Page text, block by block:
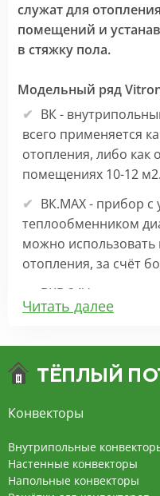
служат для
помещений и
в стяжку пола.
Модельный ряд
ВК -
всего применяется
отопления, либо как
помещениях 10-12 м2.
ВК.МАХ - прибор с
теплообменником
можно использовать
отопления, за счёт
ВКВ 24V –
отопления с
экономит
конвекцией на 220В.
вентилятора
конвекцию, что
помещения большой
Читать далее
Конвекторы
Внутрипольные
Настенные конвекторы
Напольные конвекторы